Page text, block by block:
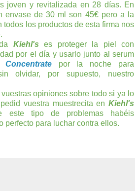
joven y revitalizada en 28 días. En
envase de 30 ml son 45€ pero a la
todos los productos de esta firma nos
Kiehl's es proteger la piel con
por el día y usarlo junto al serum
por la noche para
olvidar, por supuesto, nuestro
opiniones sobre todo si ya lo
vuestra muestrecita en Kiehl's
este tipo de problemas habéis
perfecto para luchar contra ellos.